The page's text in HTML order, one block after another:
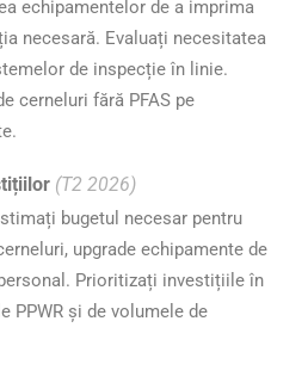
echipamentelor de a imprima
necesară. Evaluați necesitatea
de inspecție în linie.
cerneluri fără PFAS pe
(T2 2026)
bugetul necesar pentru
upgrade echipamente de
Prioritizați investițiile în
PPWR și de volumele de